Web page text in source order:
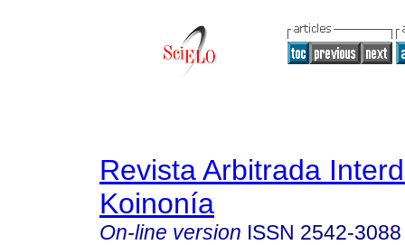
Revista Arbitrada
Koinonía
On-line version ISSN 2542-3088